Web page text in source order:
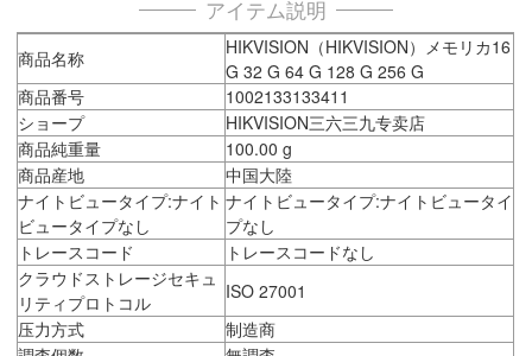
アイテム説明
商品名称
HIKVISION（HIKVISION）メモリカ16
G 32 G 64 G 128 G 256 G
商品番号
1002133133411
ショープ
HIKVISION三六三九专卖店
商品純重量
100.00 g
商品産地
中国大陸
ナイトビュータイプ:ナイト
ビュータイプなし
ナイトビュータイプ:ナイトビュータイ
プなし
トレースコード
トレースコードなし
クラウドストレージセキュ
リティプロトコル
ISO 27001
压力方式
制造商